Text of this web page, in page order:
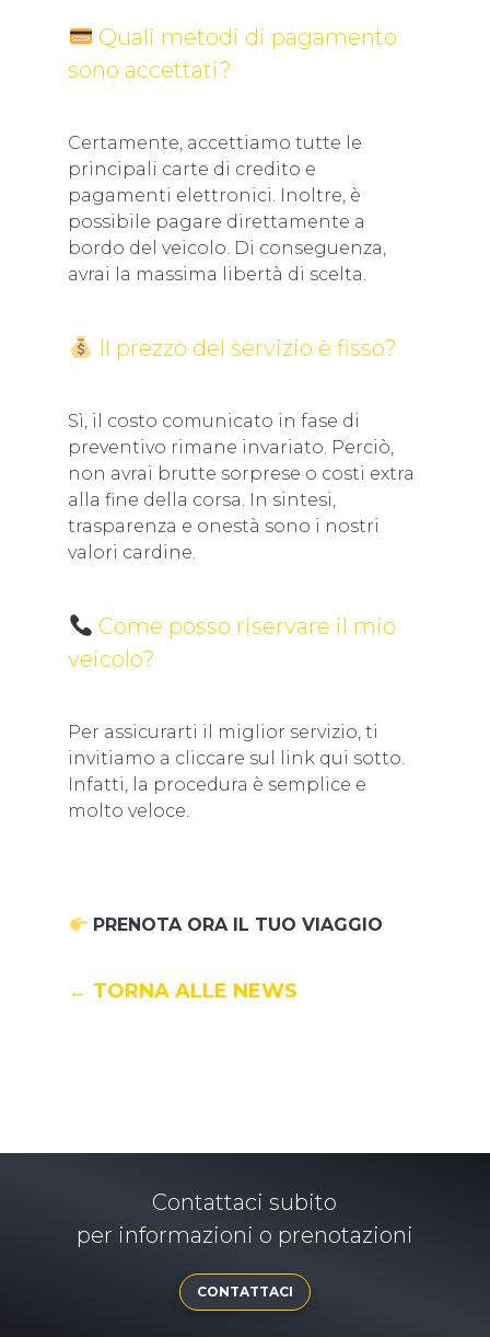
Quali metodi di pagamento
sono accettati?
Certamente, accettiamo tutte le
principali carte di credito e
pagamenti elettronici. Inoltre, è
possibile pagare direttamente a
bordo del veicolo. Di conseguenza,
avrai la massima libertà di scelta.
Il prezzo del servizio è fisso?
Sì, il costo comunicato in fase di
preventivo rimane invariato. Perciò,
non avrai brutte sorprese o costi extra
alla fine della corsa. In sintesi,
trasparenza e onestà sono i nostri
valori cardine.
Come posso riservare il mio
veicolo?
Per assicurarti il miglior servizio, ti
invitiamo a cliccare sul link qui sotto.
Infatti, la procedura è semplice e
molto veloce.
PRENOTA ORA IL TUO VIAGGIO
← TORNA ALLE NEWS
Contattaci subito
per informazioni o prenotazioni
CONTATTACI